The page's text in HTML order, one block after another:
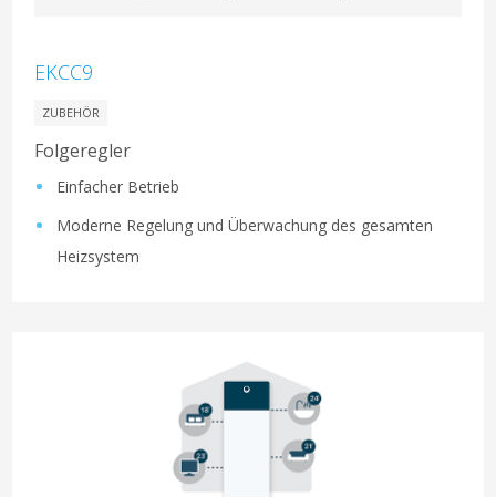
EKCC9
ZUBEHÖR
Folgeregler
Einfacher Betrieb
Moderne Regelung und Überwachung des gesamten
Heizsystem